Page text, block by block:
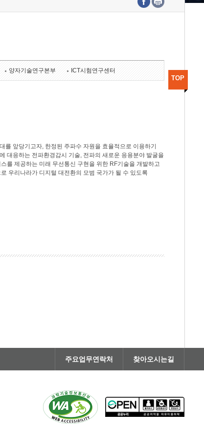
획본부
양자기술연구본부 ICT시험연구센터
앞당기고자, 한정된 주파수 자원을 효율적으로 이용하기
대응하는 전파환경감시 기술, 전파의 새로운 응용분야 발굴을
를 제공하는 미래 무선통신 구현을 위한 RF기술을 개발하고
우리나라가 디지털 대전환의 모범 국가가 될 수 있도록
TOP
주요업무연락처 찾아오시는길